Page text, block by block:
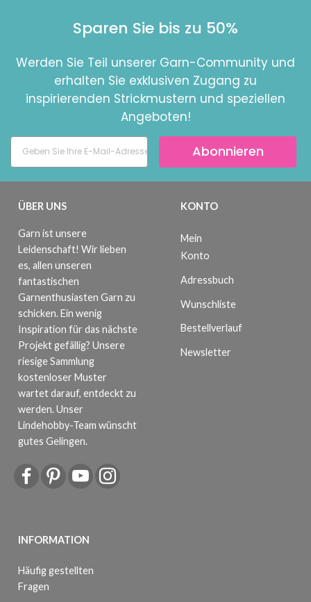
Sparen Sie bis zu 50%
Werden Sie Teil unserer Garn-Community und
erhalten Sie exklusiven Zugang zu
inspirierenden Strickmustern und speziellen
Angeboten!
Abonnieren
ÜBER UNS
Garn ist unsere
Leidenschaft! Wir lieben
es, allen unseren
fantastischen
Garnenthusiasten Garn zu
schicken. Ein wenig
Inspiration für das nächste
Projekt gefällig? Unsere
riesige Sammlung
kostenloser Muster
wartet darauf, entdeckt zu
werden. Unser
Lindehobby-Team wünscht
gutes Gelingen.
INFORMATION
Häufig gestellten
Fragen
KONTO
Mein
Konto
Adressbuch
Wunschliste
Bestellverlauf
Newsletter